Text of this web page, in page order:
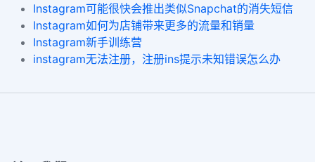
Instagram可能很快会推出类似Snapchat的消失短信
Instagram如何为店铺带来更多的流量和销量
Instagram新手训练营
instagram无法注册，注册ins提示未知错误怎么办